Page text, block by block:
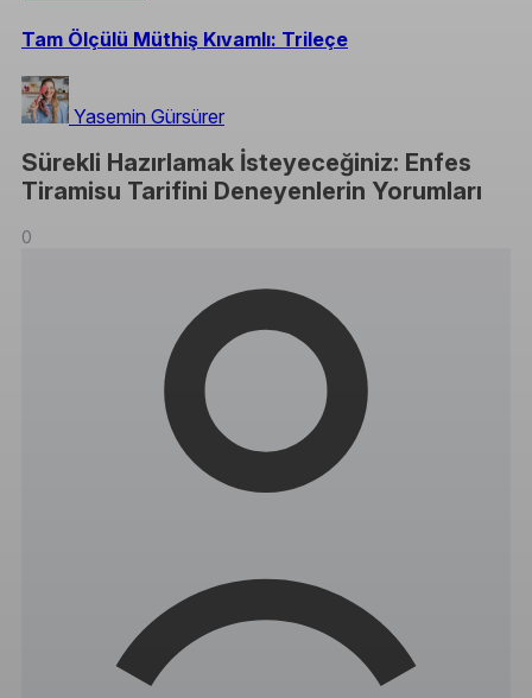
Tam Ölçülü Müthiş Kıvamlı: Trileçe
Yasemin Gürsürer
Sürekli Hazırlamak İsteyeceğiniz: Enfes
Tiramisu Tarifini Deneyenlerin Yorumları
0